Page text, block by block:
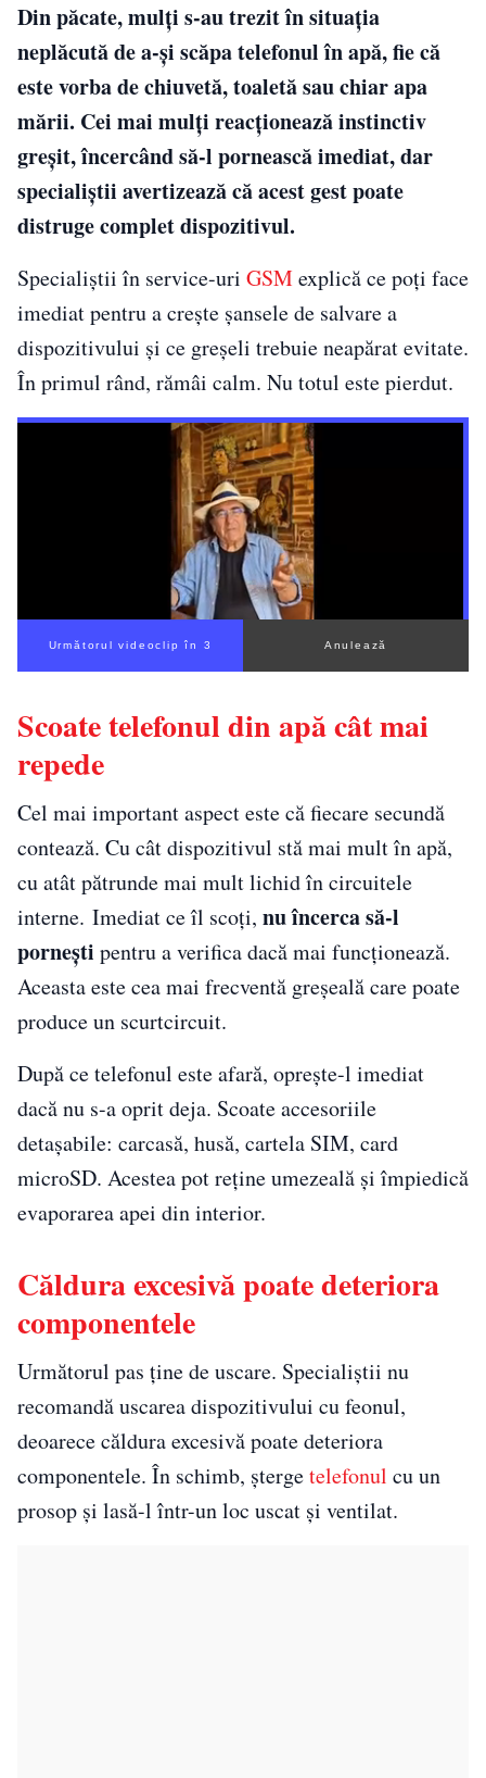
Din păcate, mulți s-au trezit în situația
neplăcută de a-și scăpa telefonul în apă, fie că
este vorba de chiuvetă, toaletă sau chiar apa
mării. Cei mai mulți reacționează instinctiv
greșit, încercând să-l pornească imediat, dar
specialiștii avertizează că acest gest poate
distruge complet dispozitivul.
Specialiștii în service-uri GSMexplică ce poți face
imediat pentru a crește șansele de salvare a
dispozitivului și ce greșeli trebuie neapărat evitate.
În primul rând, rămâi calm. Nu totul este pierdut.
Următorul videoclip în 2 Anulează
Scoate telefonul din apă cât mai
repede
Cel mai important aspect este că fiecare secundă
contează. Cu cât dispozitivul stă mai mult în apă,
cu atât pătrunde mai mult lichid în circuitele
interne. Imediat ce îl scoți, nu încerca să-l
pornești pentru a verifica dacă mai funcționează.
Aceasta este cea mai frecventă greșeală care poate
produce un scurtcircuit.
După ce telefonul este afară, oprește-l imediat
dacă nu s-a oprit deja. Scoate accesoriile
detașabile: carcasă, husă, cartela SIM, card
microSD. Acestea pot reține umezeală și împiedică
evaporarea apei din interior.
Căldura excesivă poate deteriora
componentele
Următorul pas ține de uscare. Specialiștii nu
recomandă uscarea dispozitivului cu feonul,
deoarece căldura excesivă poate deteriora
componentele. În schimb, ștergetelefonul cu un
prosop și lasă-l într-un loc uscat și ventilat.